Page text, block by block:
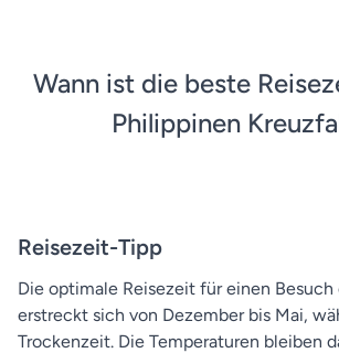
Wann ist die beste
Philippinen
Reisezeit-Tipp
Die optimale Reisezeit für einen Besuch
erstreckt sich von Dezember bis Mai,
Trockenzeit. Die Temperaturen bleiben